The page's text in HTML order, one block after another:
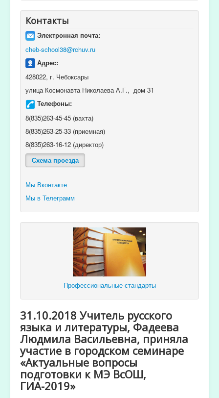
Контакты
Электронная почта:
cheb-school38@rchuv.ru
Адрес:
428022, г. Чебоксары
улица Космонавта Николаева А.Г., дом 31
Телефоны:
8(835)263-45-45 (вахта)
8(835)263-25-33 (приемная)
8(835)263-16-12 (директор)
Схема проезда
Мы Вконтакте
Мы в Телеграмм
Профессиональные стандарты
31.10.2018 Учитель русского
языка и литературы, Фадеева
Людмила Васильевна, приняла
участие в городском семинаре
«Актуальные вопросы
подготовки к МЭ ВсОШ,
ГИА-2019»